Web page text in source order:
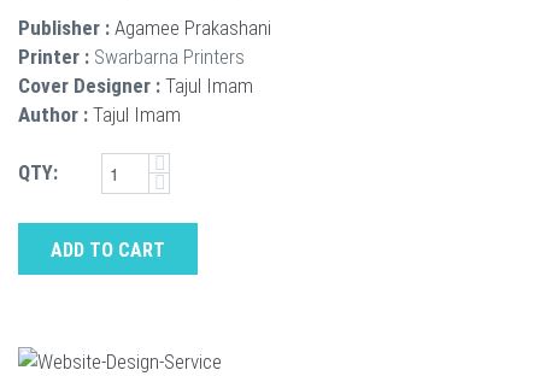
Publisher : Agamee Prakashani
Printer : Swarbarna Printers
Cover Designer : Tajul Imam
Author : Tajul Imam
QTY:
ADD TO CART